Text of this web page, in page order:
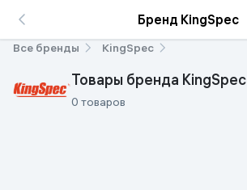
Бренд KingSpec
Все бренды KingSpec
Товары бренда KingSpec
0 товаров